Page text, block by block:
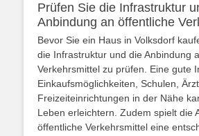
Prüfen Sie die Infrastruktur
Anbindung an öffentliche
Bevor Sie ein Haus in Volksdorf
die Infrastruktur und die Anbindung
Verkehrsmittel zu prüfen. Eine gute
Einkaufsmöglichkeiten, Schulen,
Freizeiteinrichtungen in der Nähe
Leben erleichtern. Zudem spielt die
öffentliche Verkehrsmittel eine